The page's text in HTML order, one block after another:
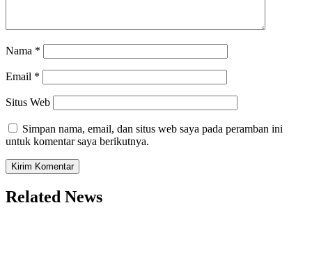
Nama *
Email *
Situs Web
Simpan nama, email, dan situs web saya pada peramban ini
untuk komentar saya berikutnya.
Related News